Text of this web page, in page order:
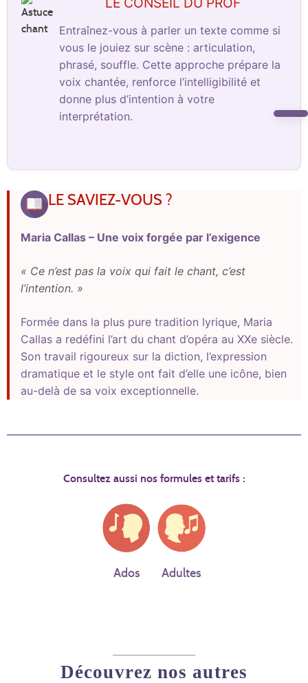
Entraînez-vous à parler un texte comme si
vous le jouiez sur scène : articulation,
phrasé, souffle. Cette approche prépare la
voix chantée, renforce l’intelligibilité et
donne plus d’intention à votre
interprétation.
LE SAVIEZ-VOUS ?
Maria Callas – Une voix forgée par l’exigence
« Ce n’est pas la voix qui fait le chant, c’est
l’intention. »
Formée dans la plus pure tradition lyrique, Maria
Callas a redéfini l’art du chant d’opéra au XXe siècle.
Son travail rigoureux sur la diction, l’expression
dramatique et le style ont fait d’elle une icône, bien
au-delà de sa voix exceptionnelle.
Consultez aussi nos formules et tarifs :
Ados Adultes
Découvrez nos autres